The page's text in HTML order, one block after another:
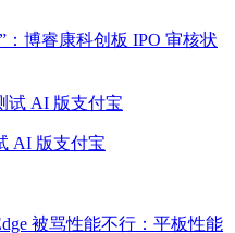
博睿康科创板 IPO 审核状
AI 版支付宝